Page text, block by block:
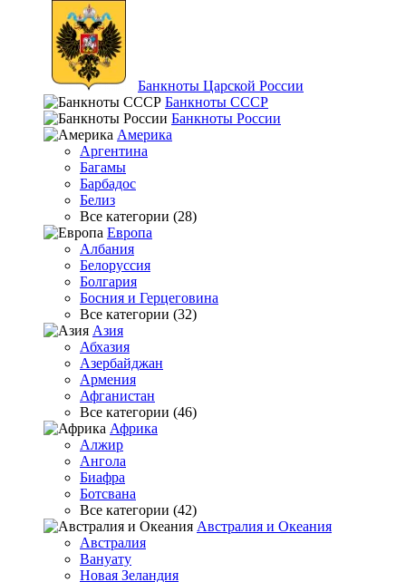
Банкноты Царской России
Банкноты СССР
Банкноты России
Америка
Аргентина
Багамы
Барбадос
Белиз
Все категории (28)
Европа
Албания
Белоруссия
Болгария
Босния и Герцеговина
Все категории (32)
Азия
Абхазия
Азербайджан
Армения
Афганистан
Все категории (46)
Африка
Алжир
Ангола
Биафра
Ботсвана
Все категории (42)
Австралия и Океания
Австралия
Вануату
Новая Зеландия